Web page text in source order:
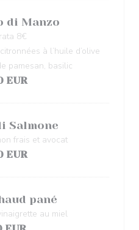
di Manzo
8€
à l’huile d’olive
pamesan, basilic
EUR
Salmone
frais et avocat
EUR
pané
au miel